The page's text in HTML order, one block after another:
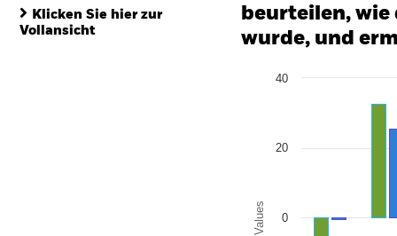
Klicken Sie hier zur
Vollansicht
beurteilen,
wurde, und
Bar chart with 2 data
Values 0
20
40